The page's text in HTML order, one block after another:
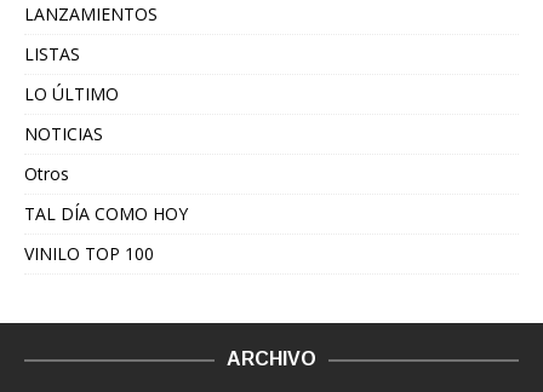
LANZAMIENTOS
LISTAS
LO ÚLTIMO
NOTICIAS
Otros
TAL DÍA COMO HOY
VINILO TOP 100
ARCHIVO